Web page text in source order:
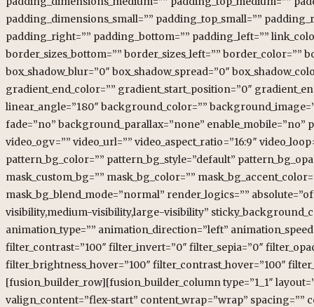
padding_dimensions_small=”” padding_top_small=””
padding_right=”” padding_bottom=”” padding_left=””
border_sizes_bottom=”” border_sizes_left=”” border_color=””
box_shadow_blur=”0″ box_shadow_spread=”0″
gradient_end_color=”” gradient_start_position=”0″
linear_angle=”180″ background_color=””
fade=”no” background_parallax=”none” enable_mobile=”no”
video_ogv=”” video_url=”” video_aspect_ratio=”16:9″
pattern_bg_color=”” pattern_bg_style=”default”
mask_custom_bg=”” mask_bg_color=””
mask_bg_blend_mode=”normal” render_logics=””
visibility,medium-visibility,large-visibility”
animation_type=”” animation_direction=”left”
filter_contrast=”100″ filter_invert=”0″ filter_sepia=”0″
filter_brightness_hover=”100″ filter_contrast_hover=”100″
[fusion_builder_row][fusion_builder_column type=”1_1″
valign_content=”flex-start” content_wrap=”wrap” spacing=””